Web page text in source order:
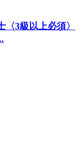
3級以上必須〉